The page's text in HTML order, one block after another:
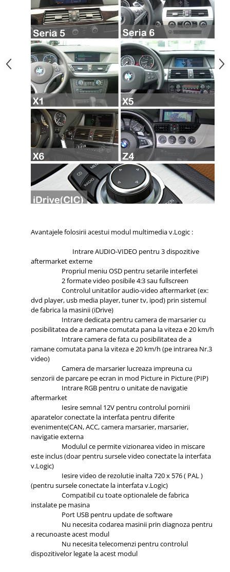
Avantajele folosirii acestui modul multimedia v.Logic :
Intrare AUDIO-VIDEO pentru 3 dispozitive
aftermarket externe
Propriul meniu OSD pentru setarile interfetei
2 formate video posibile 4:3 sau fullscreen
Controlul unitatilor audio-video aftermarket (ex:
dvd player, usb media player, tuner tv, ipod) prin sistemul
de fabrica la masinii (iDrive)
Intrare dedicata pentru camera de marsarier cu
posibilitatea de a ramane comutata pana la viteza e 20 km/h
Intrare camera de fata cu posibilitatea de a
ramane comutata pana la viteza e 20 km/h (pe intrarea Nr.3
video)
Camera de marsarier lucreaza impreuna cu
senzorii de parcare pe ecran in mod Picture in Picture (PIP)
Intrare RGB pentru o unitate de navigatie
aftermarket
Iesire semnal 12V pentru controlul pornirii
aparatelor conectate la interfata pentru diferite
evenimente(CAN, ACC, camera marsarier, marsarier,
navigatie externa
Modulul ce permite vizionarea video in miscare
este inclus (doar pentru sursele video conectate la interfata
v.Logic)
Iesire video de rezolutie inalta 720 x 576 ( PAL )
(pentru sursele conectate la interfata v.Logic)
Compatibil cu toate optionalele de fabrica
instalate pe masina
Port USB pentru update de software
Nu necesita codarea masinii prin diagnoza pentru
a recunoaste acest modul
Nu necesita telecomenzi pentru controlul
dispozitivelor legate la acest modul